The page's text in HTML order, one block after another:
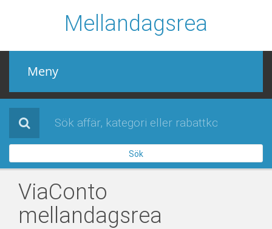
Mellandagsrea
Meny
Mellandagsrea
Alla affärer
Sidor
När är mellandagsrean 2022 / 2023
Sök
ViaConto
mellandagsrea